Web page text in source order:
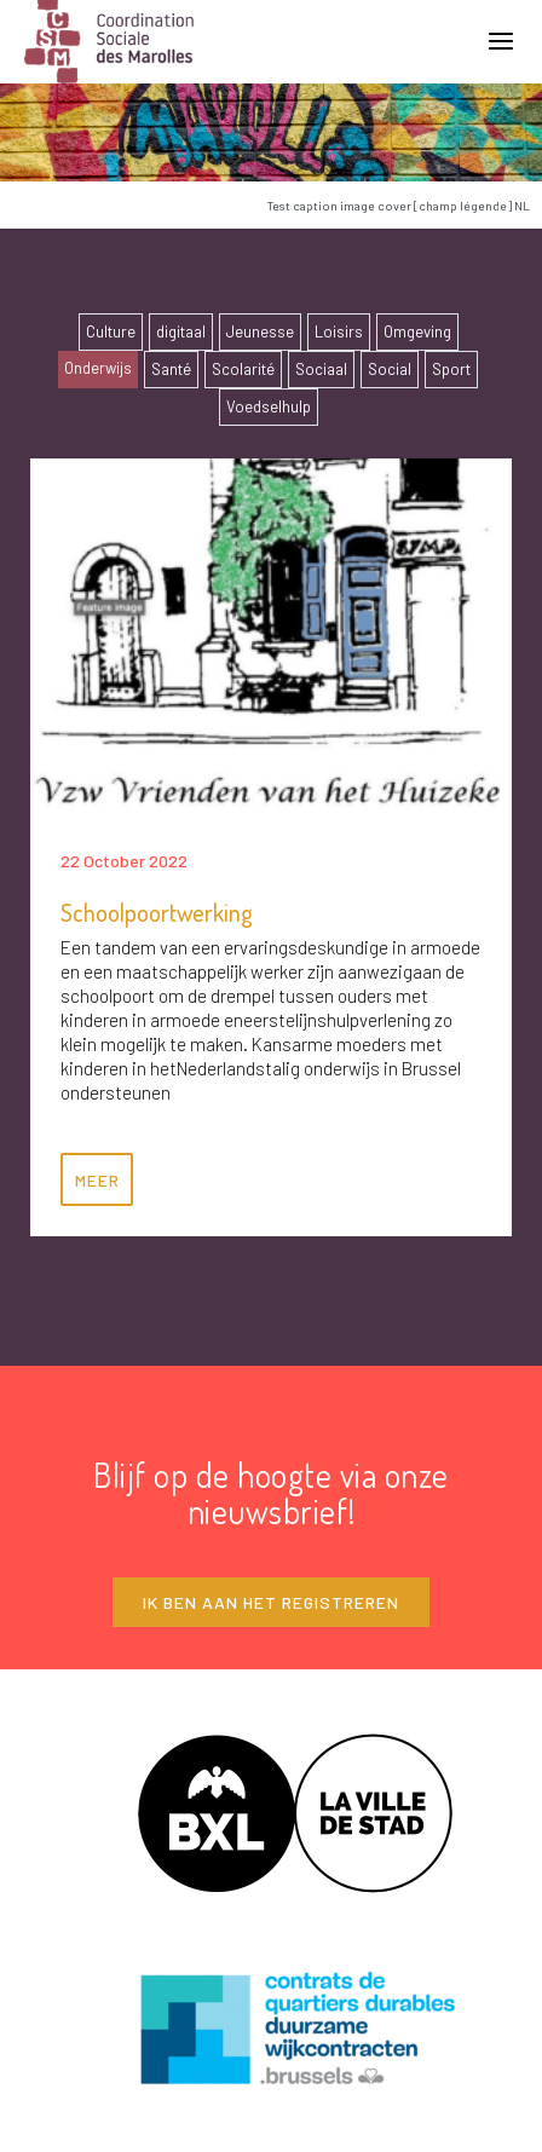
Main Navigation
Test caption image cover [champ légende] NL
Culture digitaal Jeunesse Loisirs
Omgeving
Onderwijs
Santé Scolarité Sociaal Social
Sport
Voedselhulp
22 October 2022
Schoolpoortwerking
Een tandem van een ervaringsdeskundige in armoede
en een maatschappelijk werker zijn aanwezigaan de
schoolpoort om de drempel tussen ouders met
kinderen in armoede eneerstelijnshulpverlening zo
klein mogelijk te maken. Kansarme moeders met
kinderen in hetNederlandstalig onderwijs in Brussel
ondersteunen
MEER
Blijf op de hoogte via onze
nieuwsbrief!
IK BEN AAN HET REGISTREREN